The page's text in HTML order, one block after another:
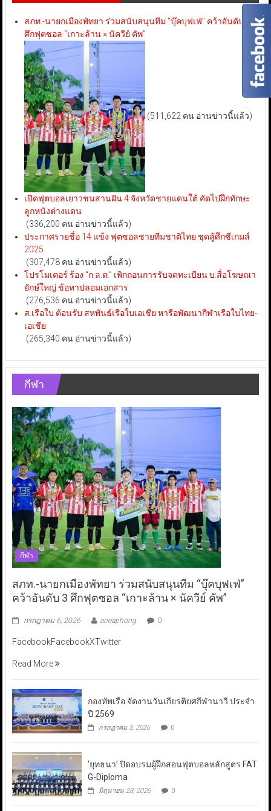
สภท.-นายกเมืองพัทยา ร่วมสนับสนุนทีม “บุ๊คบุฟเฟ่” คว้าอันดับ 3
ศึกฟุตซอล “เกาะล้าน × นัควีย์ คัพ”
(511,622 คน อ่านข่าวนี้แล้ว)
เปิดฟุตบอลเยาวชนสานฝัน 4 จังหวัดชายแดนใต้ คัดไปฝึกทักษะ
ลูกหนังต่างแดน
(336,200 คน อ่านข่าวนี้แล้ว)
ประกาศรายชื่อ 14 แข้ง ฟุตซอลชายทีมชาติไทย ชุดสู้ศึกซีเกมส์
2025
(307,478 คน อ่านข่าวนี้แล้ว)
โปรโมเตอร์ ร้อง “ก.ล.ต.” เพิกถอนการรับจดทะเบียน บ.สื่อโฆษณา
ยักษ์ใหญ่ ข้อหาปลอมเอกสาร
(276,536 คน อ่านข่าวนี้แล้ว)
ส.เรือใบ ต้อนรับ สหพันธ์เรือใบเอเชีย หารือพัฒนากีฬาเรือใบไทย-
เอเชีย
(265,340 คน อ่านข่าวนี้แล้ว)
กีฬา
กีฬา
สภท.-นายกเมืองพัทยา ร่วมสนับสนุนทีม “บุ๊คบุฟเฟ่”
คว้าอันดับ 3 ศึกฟุตซอล “เกาะล้าน × นัควีย์ คัพ”
กรกฎาคม 6, 2026 aneaphong 0
FacebookFacebookXTwitter
Read More
กองทัพเรือ จัดงานวันเกียรติยศกีฬานาวี ประจำ
ปี 2569
กรกฎาคม 3, 2026 0
‘ยุทธนา’ ปิดอบรมผู้ฝึกสอนฟุตบอลหลักสูตร FAT
G-Diploma
มิถุนายน 28, 2026 0